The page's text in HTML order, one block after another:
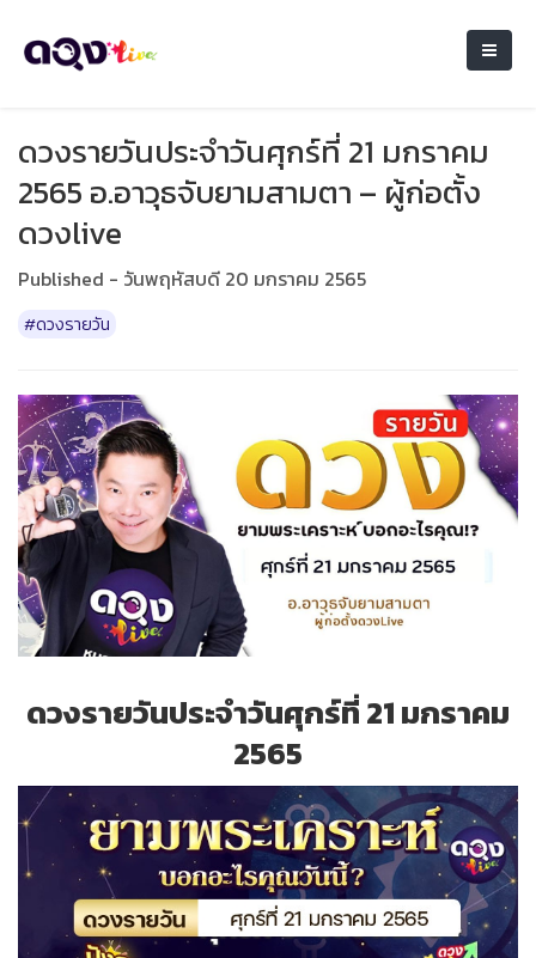
ดวงรายวันประจำวันศุกร์ที่ 21 มกราคม
2565 อ.อาวุธจับยามสามตา – ผู้ก่อตั้ง
ดวงlive
Published - วันพฤหัสบดี 20 มกราคม 2565
#ดวงรายวัน
ดวงรายวันประจำวันศุกร์ที่ 21 มกราคม
2565